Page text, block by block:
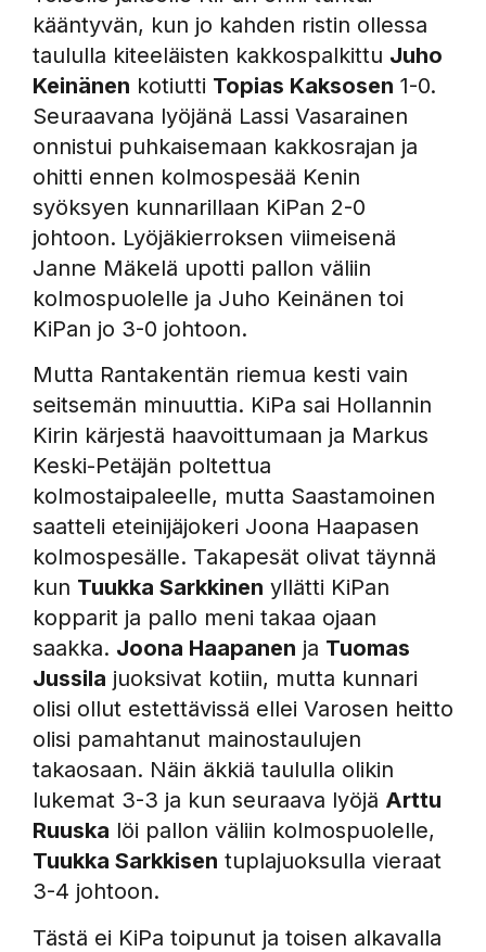
kääntyvän, kun jo kahden ristin ollessa
taululla kiteeläisten kakkospalkittu Juho
Keinänen kotiutti Topias Kaksosen 1-0.
Seuraavana lyöjänä Lassi Vasarainen
onnistui puhkaisemaan kakkosrajan ja
ohitti ennen kolmospesää Kenin
syöksyen kunnarillaan KiPan 2-0
johtoon. Lyöjäkierroksen viimeisenä
Janne Mäkelä upotti pallon väliin
kolmospuolelle ja Juho Keinänen toi
KiPan jo 3-0 johtoon.
Mutta Rantakentän riemua kesti vain
seitsemän minuuttia. KiPa sai Hollannin
Kirin kärjestä haavoittumaan ja Markus
Keski-Petäjän poltettua
kolmostaipaleelle, mutta Saastamoinen
saatteli eteinijäjokeri Joona Haapasen
kolmospesälle. Takapesät olivat täynnä
kun Tuukka Sarkkinen yllätti KiPan
kopparit ja pallo meni takaa ojaan
saakka. Joona Haapanen ja Tuomas
Jussila juoksivat kotiin, mutta kunnari
olisi ollut estettävissä ellei Varosen heitto
olisi pamahtanut mainostaulujen
takaosaan. Näin äkkiä taululla olikin
lukemat 3-3 ja kun seuraava lyöjä Arttu
Ruuska löi pallon väliin kolmospuolelle,
Tuukka Sarkkisen tuplajuoksulla vieraat
3-4 johtoon.
Tästä ei KiPa toipunut ja toisen alkavalla